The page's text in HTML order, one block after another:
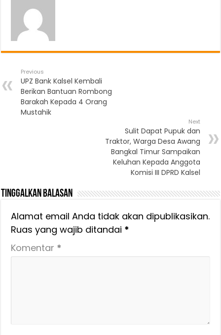
Previous
UPZ Bank Kalsel Kembali
Berikan Bantuan Rombong
Barakah Kepada 4 Orang
Mustahik
Next
Sulit Dapat Pupuk dan
Traktor, Warga Desa Awang
Bangkal Timur Sampaikan
Keluhan Kepada Anggota
Komisi III DPRD Kalsel
Tinggalkan Balasan
Alamat email Anda tidak akan dipublikasikan.
Ruas yang wajib ditandai *
Komentar *